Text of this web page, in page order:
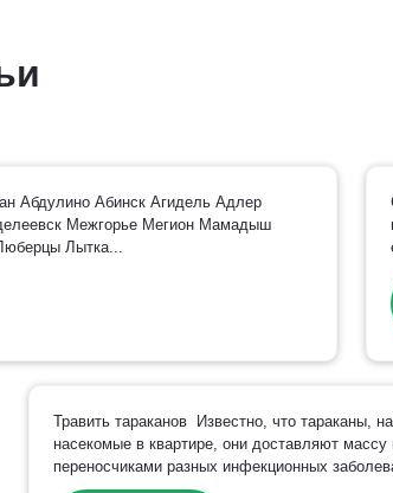
Абдулино Абинск Агидель Адлер
Межгорье Мегион Мамадыш
Лытка...
Травить тараканов Известно, что тараканы,
насекомые в квартире, они доставляют
переносчиками разных инфекционных